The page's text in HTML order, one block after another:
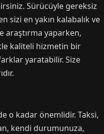
Sürücüyle gereksiz
sizi en yakın kalabalık ve
araştırma yaparken,
kaliteli hizmetin bir
yaratabilir. Size
o kadar önemlidir. Taksi,
kendi durumunuza,